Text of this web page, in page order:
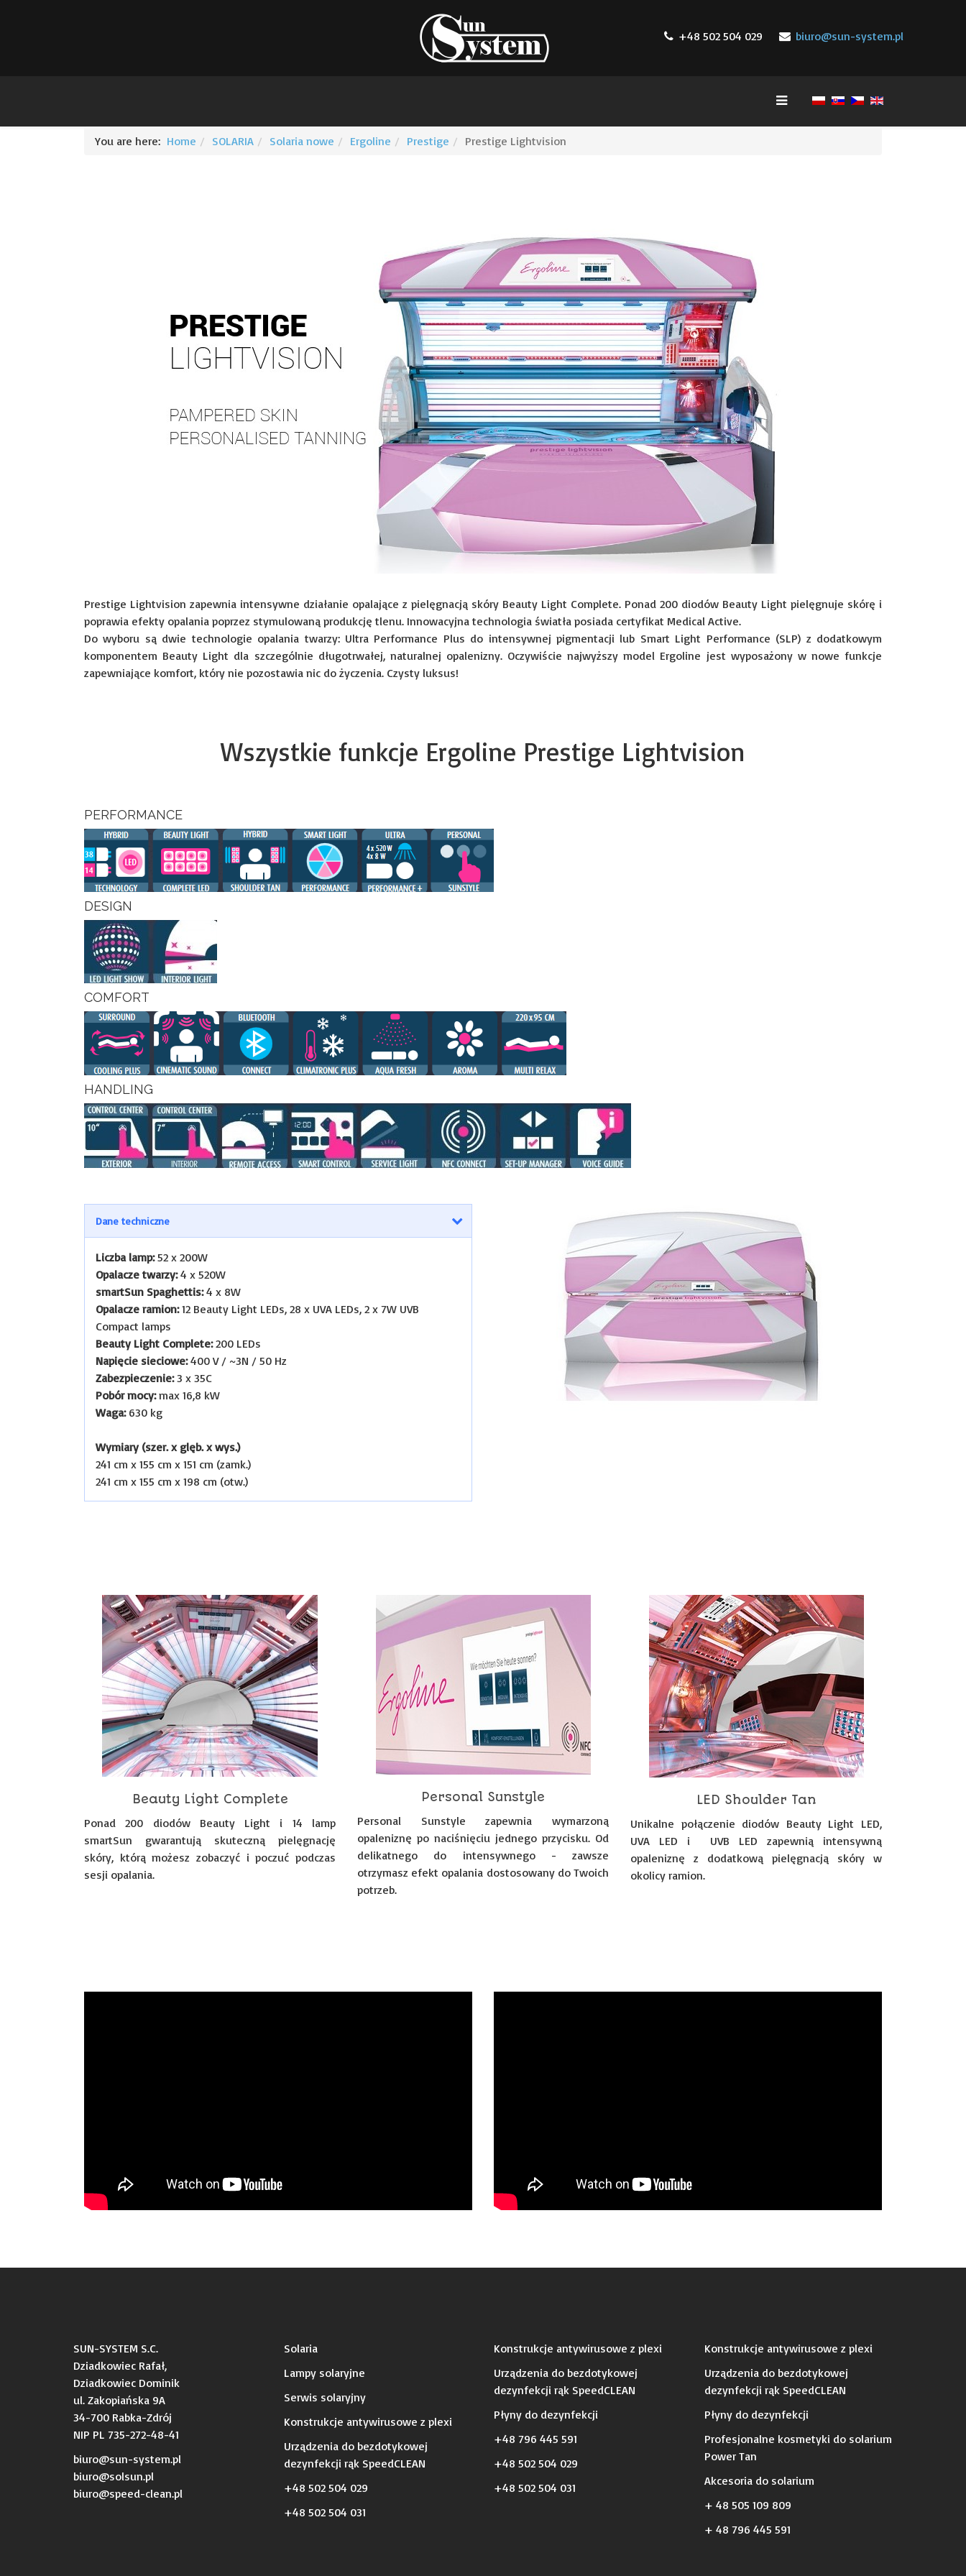
+48 502 504 029 biuro@sun-system.pl
You are here: Home SOLARIA Solaria nowe Ergoline Prestige Prestige Lightvision
Prestige Lightvision zapewnia intensywne działanie opalające z pielęgnacją skóry Beauty Light Complete. Ponad 200 diodów Beauty Light pielęgnuje skórę i
poprawia efekty opalania poprzez stymulowaną produkcję tlenu. Innowacyjna technologia światła posiada certyfikat Medical Active.
Do wyboru są dwie technologie opalania twarzy: Ultra Performance Plus do intensywnej pigmentacji lub Smart Light Performance (SLP) z dodatkowym
komponentem Beauty Light dla szczególnie długotrwałej, naturalnej opalenizny. Oczywiście najwyższy model Ergoline jest wyposażony w nowe funkcje
zapewniające komfort, który nie pozostawia nic do życzenia. Czysty luksus!
Wszystkie funkcje Ergoline Prestige Lightvision
PERFORMANCE
DESIGN
COMFORT
HANDLING
Dane techniczne
Liczba lamp:52 x 200W
Opalacze twarzy:4 x 520W
smartSun Spaghettis:4 x 8W
Opalacze ramion:12 Beauty Light LEDs, 28 x UVA LEDs, 2 x 7W UVB
Compact lamps
Beauty Light Complete:200 LEDs
Napięcie sieciowe:400 V / ~3N / 50 Hz
Zabezpieczenie:3 x 35C
Pobór mocy:max 16,8 kW
Waga: 630 kg
Wymiary (szer. x glęb. x wys.)
241 cm x 155 cm x 151 cm (zamk.)
241 cm x 155 cm x 198 cm (otw.)
Beauty Light Complete
Ponad 200 diodów Beauty Light i 14 lamp
smartSun gwarantują skuteczną pielęgnację
skóry, którą możesz zobaczyć i poczuć podczas
sesji opalania.
Personal Sunstyle
Personal Sunstyle zapewnia wymarzoną
opaleniznę po naciśnięciu jednego przycisku. Od
delikatnego do intensywnego - zawsze
otrzymasz efekt opalania dostosowany do Twoich
potrzeb.
LED Shoulder Tan
Unikalne połączenie diodów Beauty Light LED,
UVA LED i UVB LED zapewnią intensywną
opaleniznę z dodatkową pielęgnacją skóry w
okolicy ramion.
SUN-SYSTEM S.C.
Dziadkowiec Rafał,
Dziadkowiec Dominik
ul. Zakopiańska 9A
34-700 Rabka-Zdrój
NIP PL 735-272-48-41
biuro@sun-system.pl
biuro@solsun.pl
biuro@speed-clean.pl
Solaria
Lampy solaryjne
Serwis solaryjny
Konstrukcje antywirusowe z plexi
Urządzenia do bezdotykowej
dezynfekcji rąk SpeedCLEAN
+48 502 504 029
+48 502 504 031
Konstrukcje antywirusowe z plexi
Urządzenia do bezdotykowej
dezynfekcji rąk SpeedCLEAN
Płyny do dezynfekcji
+48 796 445 591
+48 502 504 029
+48 502 504 031
Konstrukcje antywirusowe z plexi
Urządzenia do bezdotykowej
dezynfekcji rąk SpeedCLEAN
Płyny do dezynfekcji
Profesjonalne kosmetyki do solarium
Power Tan
Akcesoria do solarium
+ 48 505 109 809
+ 48 796 445 591